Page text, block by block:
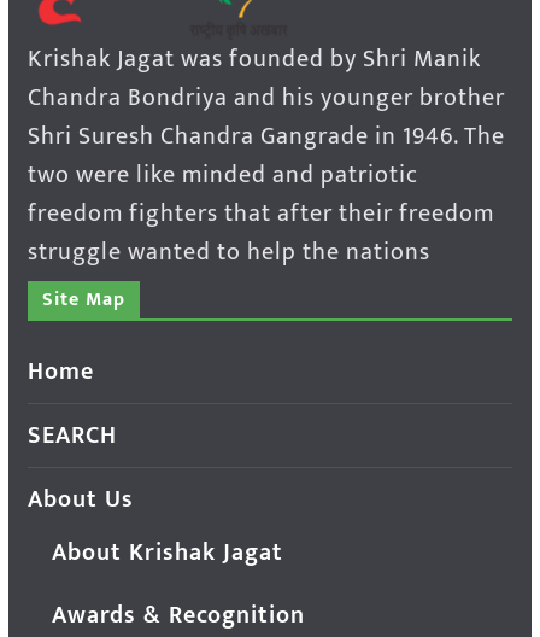
Krishak Jagat was founded by Shri Manik
Chandra Bondriya and his younger brother
Shri Suresh Chandra Gangrade in 1946. The
two were like minded and patriotic
freedom fighters that after their freedom
struggle wanted to help the nations
Site Map
Home
SEARCH
About Us
About Krishak Jagat
Awards & Recognition